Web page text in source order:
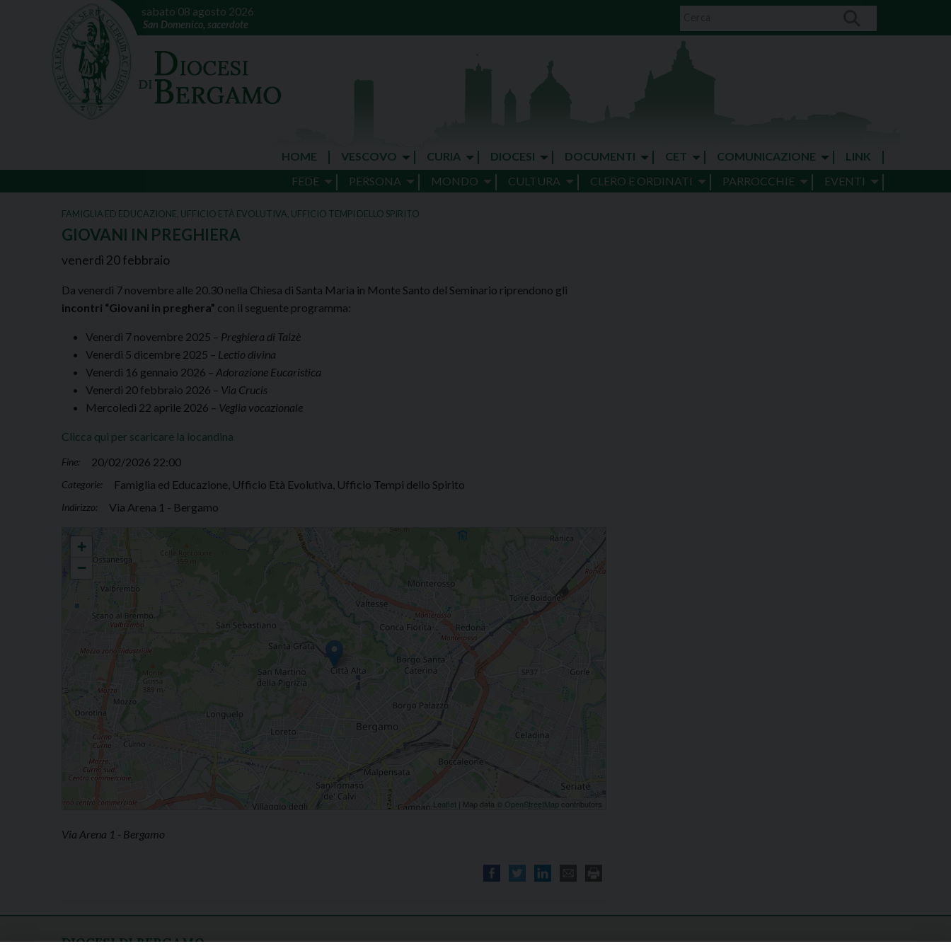
sabato 08 agosto 2026
San Domenico, sacerdote
HOME VESCOVO CURIA DIOCESI DOCUMENTI CET COMUNICAZIONE
LINK
FEDE
PERSONA MONDO CULTURA CLERO E ORDINATI PARROCCHIE EVENTI
FAMIGLIA ED EDUCAZIONE UFFICIO ETÀ EVOLUTIVA UFFICIO TEMPI DELLO SPIRITO
GIOVANI IN PREGHIERA
venerdì 20febbraio
Da venerdì 7 novembre alle 20.30 nella Chiesa di Santa Maria in Monte Santo del Seminario riprendono gli
incontri “Giovani in preghera” con il seguente programma:
Venerdì 7 novembre 2025 – Preghiera di Taizè
Venerdì 5 dicembre 2025 – Lectio divina
Venerdì 16 gennaio 2026 – Adorazione Eucaristica
Venerdì 20 febbraio 2026 – Via Crucis
Mercoledì 22 aprile 2026 – Veglia vocazionale
Clicca qui per scaricare la locandina
Fine: 20/02/2026 22:00
Categorie: Famiglia ed Educazione, Ufficio Età Evolutiva, Ufficio Tempi dello Spirito
Indirizzo: Via Arena 1 - Bergamo
Giovani in Preghiera
+
−
Leaflet | Map data © OpenStreetMap contributors
Via Arena 1 - Bergamo
DIOCESI DI BERGAMO